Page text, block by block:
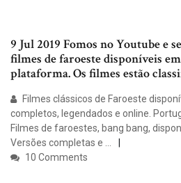
9 Jul 2019 Fomos no Youtube e
filmes de faroeste disponíveis
plataforma. Os filmes estão
Filmes clássicos de Faroeste
completos, legendados e online.
Filmes de faroestes, bang bang,
Versões completas e …
10 Comments